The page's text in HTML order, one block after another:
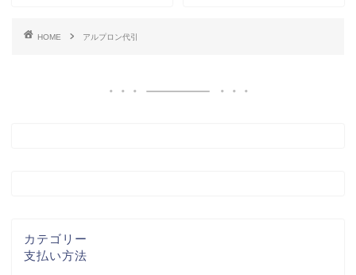
HOME アルプロン代引
カテゴリー
支払い方法